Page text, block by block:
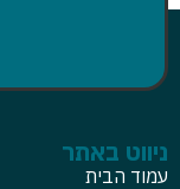
ניווט באתר
עמוד הבית